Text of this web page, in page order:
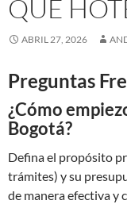
QUÉ
ABRIL 27, 2026
Preguntas
¿Cómo
Bogotá?
Defina el propósito
trámites) y su
de manera efectiva y